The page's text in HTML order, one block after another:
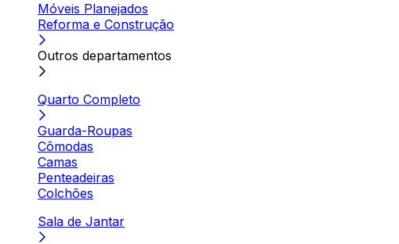
Móveis Planejados
Reforma e Construção
Outros departamentos
Quarto Completo
Guarda-Roupas
Cômodas
Camas
Penteadeiras
Colchões
Sala de Jantar